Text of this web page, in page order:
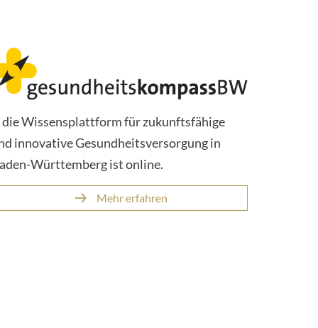
Wissensplattform für zukunftsfähige
innovative Gesundheitsversorgung in
Württemberg ist online.
Mehr erfahren